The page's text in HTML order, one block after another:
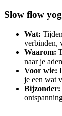
Slow flow
Wat:
verbinden,
Waarom:
naar je
Voor wie:
je een wat
Bijzonder: